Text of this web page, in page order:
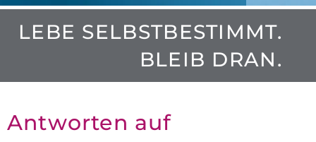
LEBE SELBSTBESTIMMT.
BLEIB DRAN.
Antworten auf